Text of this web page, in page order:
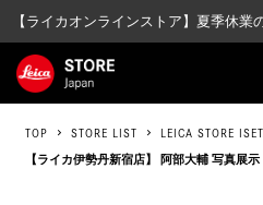
【ライカオンラインストア】夏季休業
TOP STORE LIST LEICA STORE
【ライカ伊勢丹新宿店】 阿部大輔 写真展